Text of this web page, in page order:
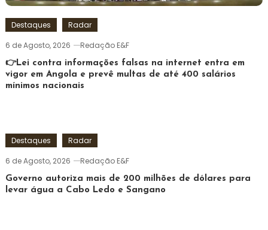
Destaques
Radar
6 de Agosto, 2026
Redação E&F
👉Lei contra informações falsas na internet entra em
vigor em Angola e prevê multas de até 400 salários
mínimos nacionais
Destaques
Radar
6 de Agosto, 2026
Redação E&F
Governo autoriza mais de 200 milhões de dólares para
levar água a Cabo Ledo e Sangano